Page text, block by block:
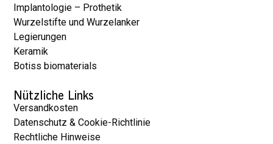
Implantologie – Prothetik
Wurzelstifte und Wurzelanker
Legierungen
Keramik
Botiss biomaterials
Nützliche Links
Versandkosten
Datenschutz & Cookie-Richtlinie
Rechtliche Hinweise